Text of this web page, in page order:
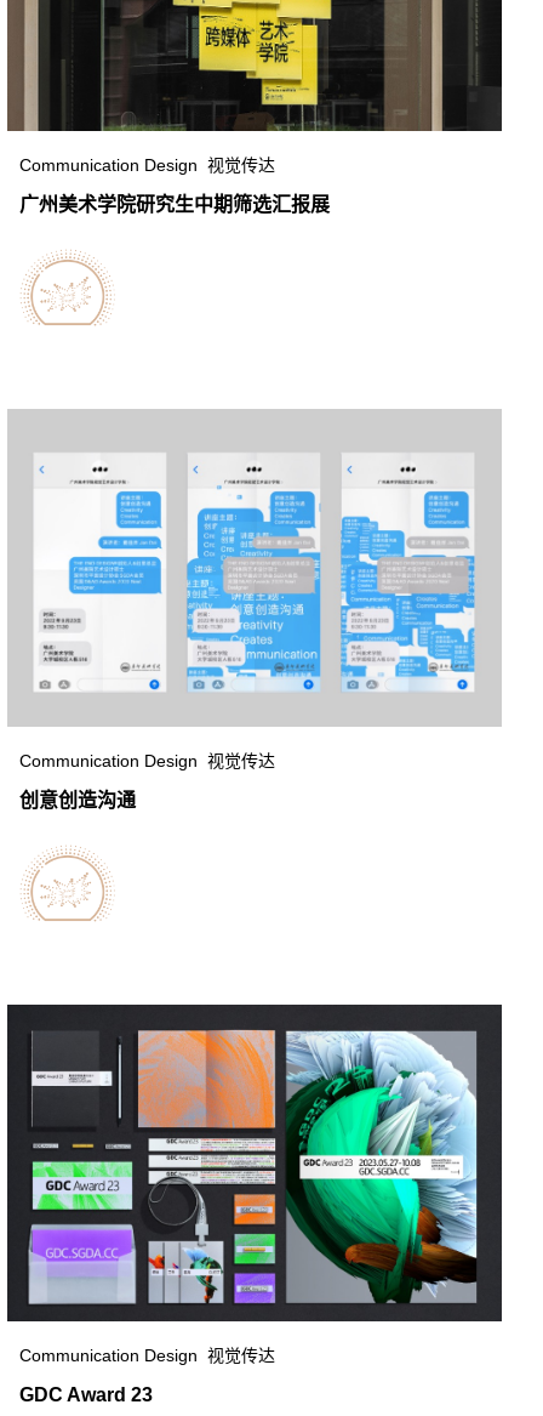
Communication Design 视觉传达
广州美术学院研究生中期筛选汇报展
Communication Design 视觉传达
创意创造沟通
Communication Design 视觉传达
GDC Award 23